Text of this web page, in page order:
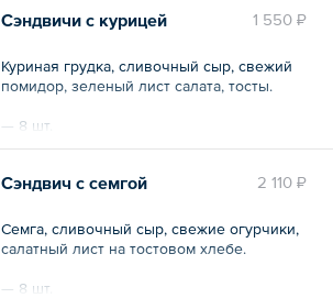
Общий вес – 560 г 1 550 ₽
Сэндвичи с курицей
Куриная грудка, сливочный сыр, свежий
помидор, зеленый лист салата, тосты.
— 8 шт.
2 110 ₽
Сэндвич с семгой
Семга, сливочный сыр, свежие огурчики,
салатный лист на тостовом хлебе.
— 8 шт.